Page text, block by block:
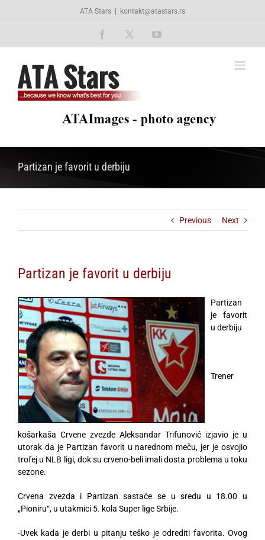
ATA Stars kontakt@atastars.rs
Facebook YouTube
Partizan je favorit u derbiju
Previous Next
Partizan je favorit u derbiju
Partizan
je favorit
u derbiju
Trener
košarkaša Crvene zvezde Aleksandar Trifunović izjavio je u
utorak da je Partizan favorit u narednom meču, jer je osvojio
trofej u NLB ligi, dok su crveno-beli imali dosta problema u toku
sezone.
Crvena zvezda i Partizan sastaće se u sredu u 18.00 u
„Pioniru“, u utakmici 5. kola Super lige Srbije.
-Uvek kada je derbi u pitanju teško je odrediti favorita. Ovog